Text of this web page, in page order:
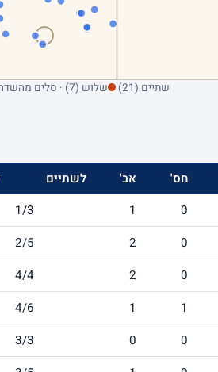
שתיים (21) שלוש (7) · סלים מהשדה בלבד; ריחוף על נקודה מציג את הקולע
חס' אב' לשתיים
0
1
1/3
0
2
2/5
0
2
4/4
1
1
4/6
0
0
3/3